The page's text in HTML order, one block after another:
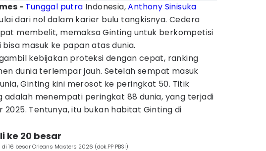
- Tunggal putra Indonesia,Anthony Sinisuka
dari nol dalam karier bulu tangkisnya. Cedera
membelit, memaksa Ginting untuk berkompetisi
masuk ke papan atas dunia.
kebijakan proteksi dengan cepat, ranking
dunia terlempar jauh. Setelah sempat masuk
Ginting kini merosot ke peringkat 50. Titik
adalah menempati peringkat 88 dunia, yang terjadi
2025. Tentunya, itu bukan habitat Ginting di
ke 20 besar
16 besar Orleans Masters 2026 (dok.PP PBSI)